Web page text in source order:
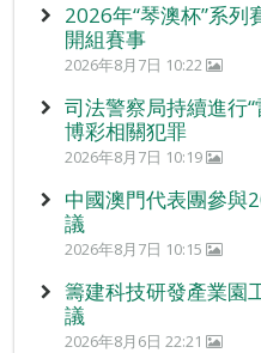
2026年“琴澳杯”系
開組賽事
2026年8月7日 10:22
司法警察局持續進行
博彩相關犯罪
2026年8月7日 10:19
中國澳門代表團參與
議
2026年8月7日 10:15
籌建科技研發產業園
議
2026年8月6日 22:21